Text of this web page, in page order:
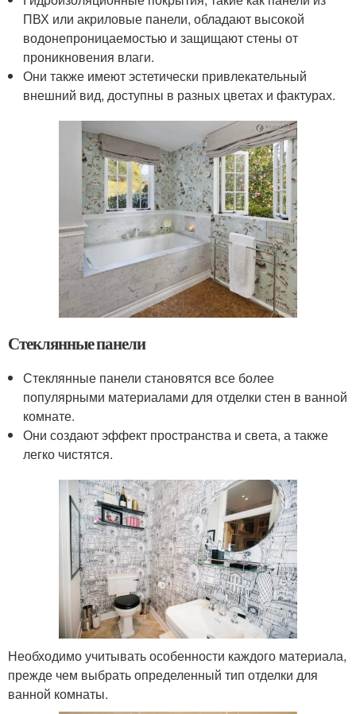
ПВХ или акриловые панели, обладают высокой
водонепроницаемостью и защищают стены от
проникновения влаги.
Они также имеют эстетически привлекательный
внешний вид, доступны в разных цветах и фактурах.
Стеклянные панели
Стеклянные панели становятся все более
популярными материалами для отделки стен в ванной
комнате.
Они создают эффект пространства и света, а также
легко чистятся.
Необходимо учитывать особенности каждого материала,
прежде чем выбрать определенный тип отделки для
ванной комнаты.